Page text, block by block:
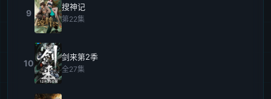
9
搜神记
第22集
10
剑来第2季
全27集